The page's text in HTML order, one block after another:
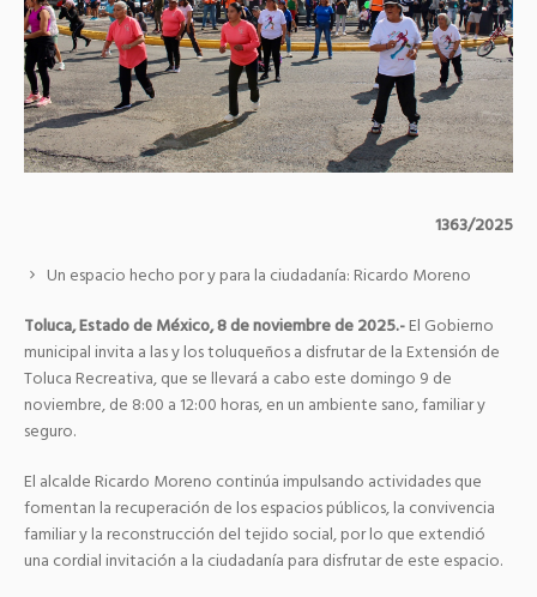
1363/2025
Un espacio hecho por y para la ciudadanía: Ricardo Moreno
Toluca, Estado de México, 8 de noviembre de 2025.-El Gobierno
municipal invita a las y los toluqueños a disfrutar de la Extensión de
Toluca Recreativa, que se llevará a cabo este domingo 9 de
noviembre, de 8:00 a 12:00 horas, en un ambiente sano, familiar y
seguro.
El alcalde Ricardo Moreno continúa impulsando actividades que
fomentan la recuperación de los espacios públicos, la convivencia
familiar y la reconstrucción del tejido social, por lo que extendió
una cordial invitación a la ciudadanía para disfrutar de este espacio.